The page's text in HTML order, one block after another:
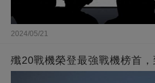
2024/05/21
殲20戰機榮登最強戰機榜首